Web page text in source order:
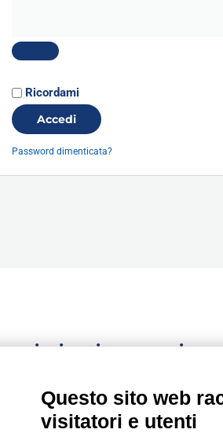
Ricordami
Accedi
Password dimenticata?
siamo in
Questo sito web
visitatori e utenti